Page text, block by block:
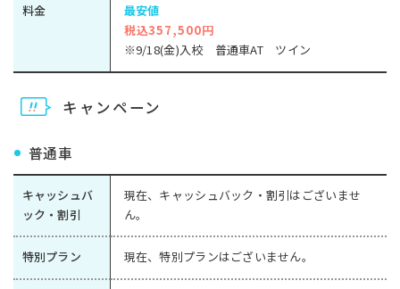
料金
最安値
税込357,500円
※9/18(金)入校 普通車AT ツイン
キャンペーン
普通車
キャッシュバ
ック・割引
現在、キャッシュバック・割引はございませ
ん。
特別プラン 現在、特別プランはございません。